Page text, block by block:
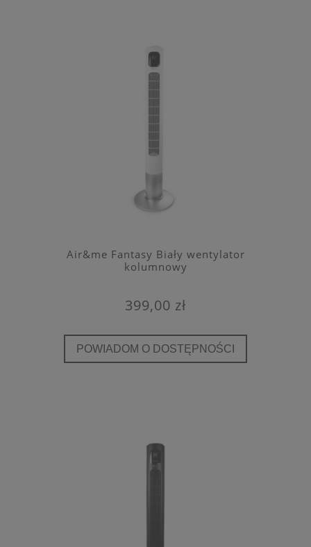
Air&me Fantasy Biały wentylator
kolumnowy
399,00 zł
POWIADOM O DOSTĘPNOŚCI